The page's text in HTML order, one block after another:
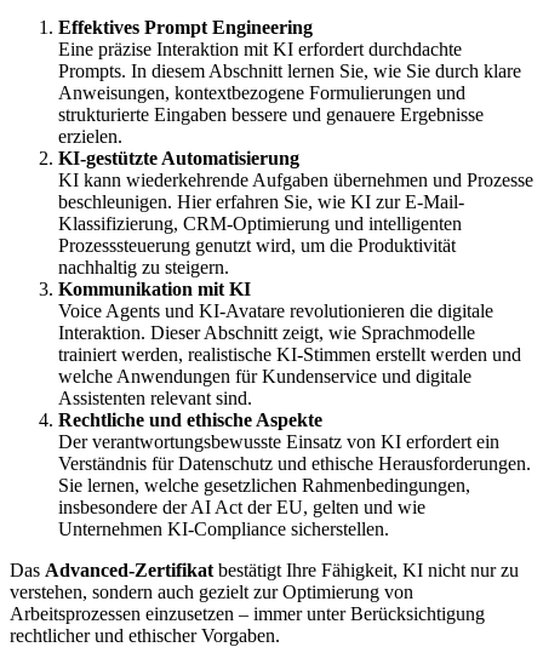
Effektives Prompt Engineering
Eine präzise Interaktion mit KI erfordert durchdachte
Prompts. In diesem Abschnitt lernen Sie, wie Sie durch klare
Anweisungen, kontextbezogene Formulierungen und
strukturierte Eingaben bessere und genauere Ergebnisse
erzielen.
KI-gestützte Automatisierung
KI kann wiederkehrende Aufgaben übernehmen und Prozesse
beschleunigen. Hier erfahren Sie, wie KI zur E-Mail-
Klassifizierung, CRM-Optimierung und intelligenten
Prozesssteuerung genutzt wird, um die Produktivität
nachhaltig zu steigern.
Kommunikation mit KI
Voice Agents und KI-Avatare revolutionieren die digitale
Interaktion. Dieser Abschnitt zeigt, wie Sprachmodelle
trainiert werden, realistische KI-Stimmen erstellt werden und
welche Anwendungen für Kundenservice und digitale
Assistenten relevant sind.
Rechtliche und ethische Aspekte
Der verantwortungsbewusste Einsatz von KI erfordert ein
Verständnis für Datenschutz und ethische Herausforderungen.
Sie lernen, welche gesetzlichen Rahmenbedingungen,
insbesondere der AI Act der EU, gelten und wie
Unternehmen KI-Compliance sicherstellen.
Das Advanced-Zertifikat bestätigt Ihre Fähigkeit, KI nicht nur zu
verstehen, sondern auch gezielt zur Optimierung von
Arbeitsprozessen einzusetzen – immer unter Berücksichtigung
rechtlicher und ethischer Vorgaben.